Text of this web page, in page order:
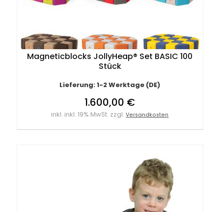
Magneticblocks JollyHeap® Set BASIC 100
Stück
Lieferung: 1-2 Werktage (DE)
1.600,00 €
inkl. inkl. 19% MwSt. zzgl.Versandkosten